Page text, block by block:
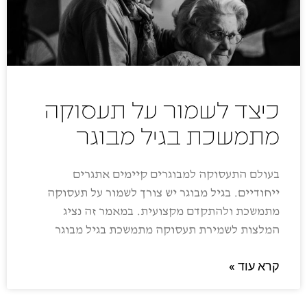
כיצד לשמור על תעסוקה
מתמשכת בגיל מבוגר
בעולם התעסוקה למבוגרים קיימים אתגרים
ייחודיים. בגיל מבוגר יש צורך לשמור על תעסוקה
מתמשכת ולהתקדם מקצועית. במאמר זה נציג
המלצות לשמירת תעסוקה מתמשכת בגיל מבוגר
קרא עוד »